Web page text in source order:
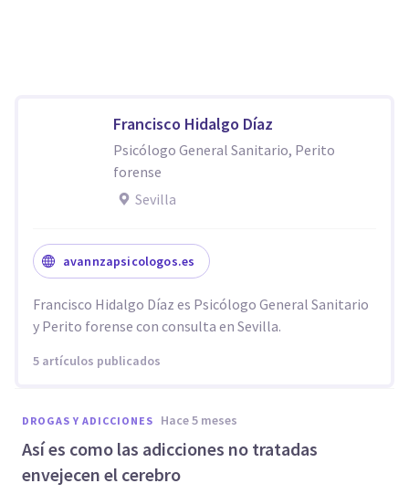
Francisco Hidalgo Díaz
Psicólogo General Sanitario, Perito
forense
Sevilla
avannzapsicologos.es
Francisco Hidalgo Díaz es Psicólogo General Sanitario
y Perito forense con consulta en Sevilla.
5 artículos publicados
DROGAS Y ADICCIONES hace 5 meses
Así es como las adicciones no tratadas
envejecen el cerebro